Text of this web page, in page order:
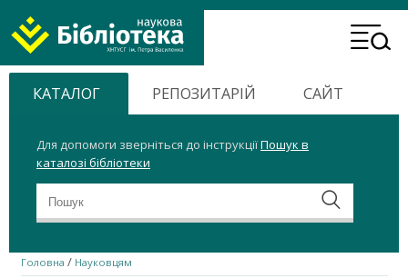
ХНТУСГ
Home
Header
Menu
КАТАЛОГ
Для допомоги зверніться до інструкціїПошук в
каталозі бібліотеки
РЕПОЗИТАРІЙ САЙТ
Головна / Науковцям